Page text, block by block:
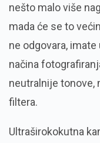
nešto malo više
mada će se to
ne odgovara,
načina
neutralnije tonove,
filtera.
Ultraširokokutna